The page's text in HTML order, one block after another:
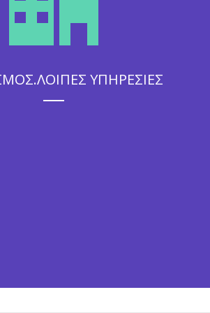
ΥΠΗΡΕΣΙΕΣ